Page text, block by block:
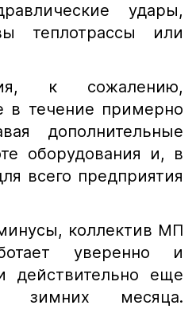
удары,
теплотрассы или
к сожалению,
в течение примерно
дополнительные
оборудования и, в
всего предприятия
коллектив МП
уверенно и
действительно еще
зимних месяца.